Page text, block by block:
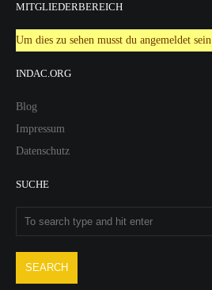
MITGLIEDERBEREICH
Um dies zu sehen musst du angemeldet sein
INDAC.ORG
Blog
Impressum
Datenschutz
SUCHE